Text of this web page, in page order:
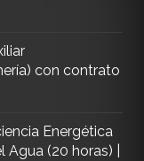
con contrato
Energética
(20 horas) |